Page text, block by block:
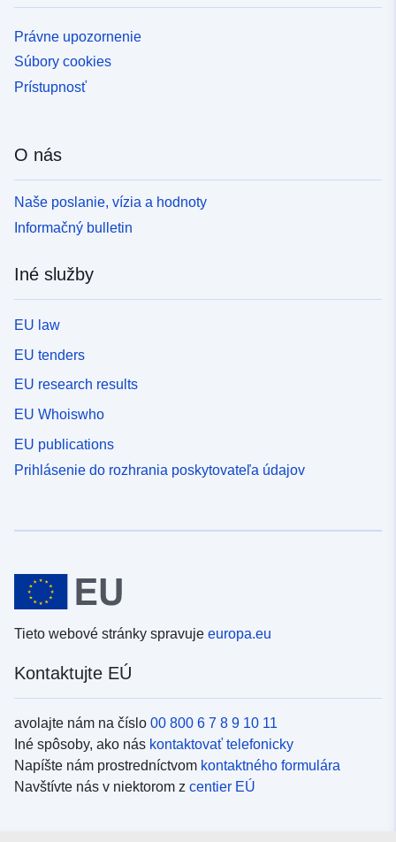
Právne upozornenie
Súbory cookies
Prístupnosť
O nás
Naše poslanie, vízia a hodnoty
Informačný bulletin
Iné služby
EU law
EU tenders
EU research results
EU Whoiswho
EU publications
Prihlásenie do rozhrania poskytovateľa údajov
Tieto webové stránky spravuje europa.eu
Kontaktujte EÚ
avolajte nám na číslo 00 800 6 7 8 9 10 11
Iné spôsoby, ako nás kontaktovať telefonicky
Napíšte nám prostredníctvom kontaktného formulára
Navštívte nás v niektorom z centier EÚ